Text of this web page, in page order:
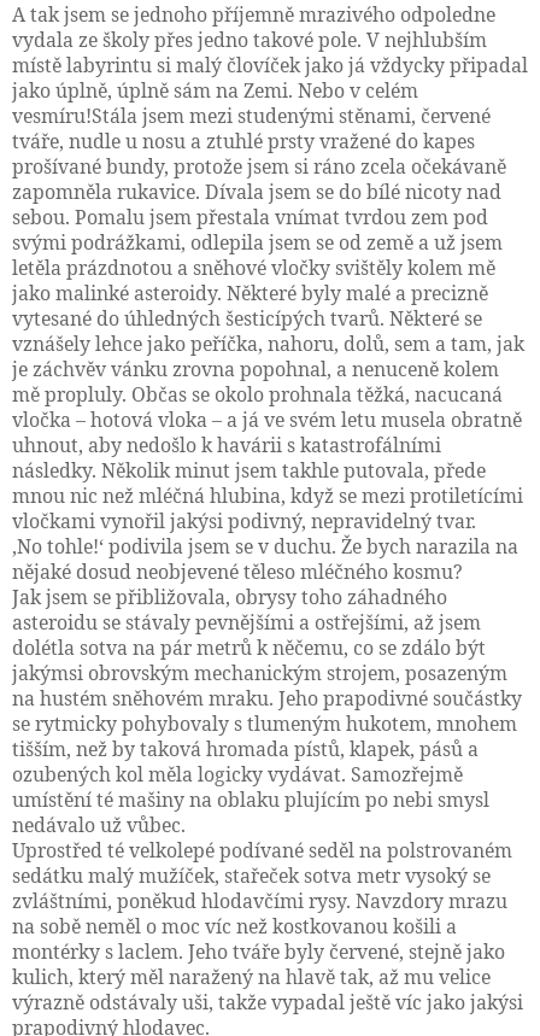
A tak jsem se jednoho příjemně mrazivého odpoledne
vydala ze školy přes jedno takové pole. V nejhlubším
místě labyrintu si malý človíček jako já vždycky připadal
jako úplně, úplně sám na Zemi. Nebo v celém
vesmíru!Stála jsem mezi studenými stěnami, červené
tváře, nudle u nosu a ztuhlé prsty vražené do kapes
prošívané bundy, protože jsem si ráno zcela očekávaně
zapomněla rukavice. Dívala jsem se do bílé nicoty nad
sebou. Pomalu jsem přestala vnímat tvrdou zem pod
svými podrážkami, odlepila jsem se od země a už jsem
letěla prázdnotou a sněhové vločky svištěly kolem mě
jako malinké asteroidy. Některé byly malé a precizně
vytesané do úhledných šesticípých tvarů. Některé se
vznášely lehce jako peříčka, nahoru, dolů, sem a tam, jak
je záchvěv vánku zrovna popohnal, a nenuceně kolem
mě propluly. Občas se okolo prohnala těžká, nacucaná
vločka – hotová vloka – a já ve svém letu musela obratně
uhnout, aby nedošlo k havárii s katastrofálními
následky. Několik minut jsem takhle putovala, přede
mnou nic než mléčná hlubina, když se mezi protiletícími
vločkami vynořil jakýsi podivný, nepravidelný tvar.
‚No tohle!‘ podivila jsem se v duchu. Že bych narazila na
nějaké dosud neobjevené těleso mléčného kosmu?
Jak jsem se přibližovala, obrysy toho záhadného
asteroidu se stávaly pevnějšími a ostřejšími, až jsem
dolétla sotva na pár metrů k něčemu, co se zdálo být
jakýmsi obrovským mechanickým strojem, posazeným
na hustém sněhovém mraku. Jeho prapodivné součástky
se rytmicky pohybovaly s tlumeným hukotem, mnohem
tišším, než by taková hromada pístů, klapek, pásů a
ozubených kol měla logicky vydávat. Samozřejmě
umístění té mašiny na oblaku plujícím po nebi smysl
nedávalo už vůbec.
Uprostřed té velkolepé podívané seděl na polstrovaném
sedátku malý mužíček, stařeček sotva metr vysoký se
zvláštními, poněkud hlodavčími rysy. Navzdory mrazu
na sobě neměl o moc víc než kostkovanou košili a
montérky s laclem. Jeho tváře byly červené, stejně jako
kulich, který měl naražený na hlavě tak, až mu velice
výrazně odstávaly uši, takže vypadal ještě víc jako jakýsi
prapodivný hlodavec.